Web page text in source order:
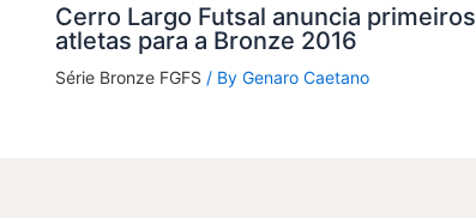
Cerro Largo Futsal anuncia primeiros
atletas para a Bronze 2016
Série Bronze FGFS / By Genaro Caetano